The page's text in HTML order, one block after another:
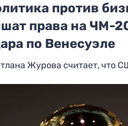
против
права на ЧМ-
по Венесуэле
Журова считает, что